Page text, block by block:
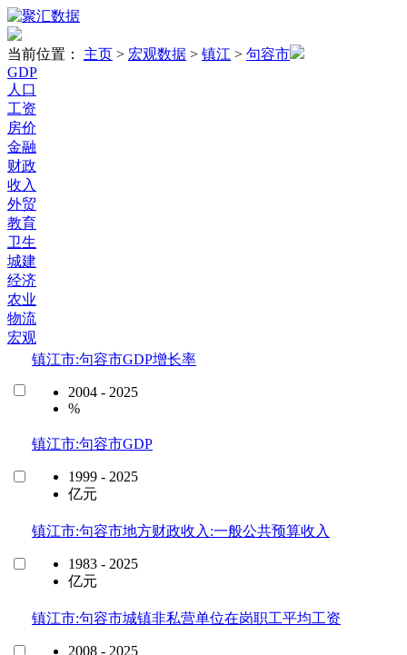
当前位置： 主页 > 宏观数据 > 镇江 > 句容市
GDP
人口
工资
房价
金融
财政
收入
外贸
教育
卫生
城建
经济
农业
物流
宏观
镇江市:句容市GDP增长率
2004 - 2025
%
镇江市:句容市GDP
1999 - 2025
亿元
镇江市:句容市地方财政收入:一般公共预算收入
1983 - 2025
亿元
镇江市:句容市城镇非私营单位在岗职工平均工资
2008 - 2025